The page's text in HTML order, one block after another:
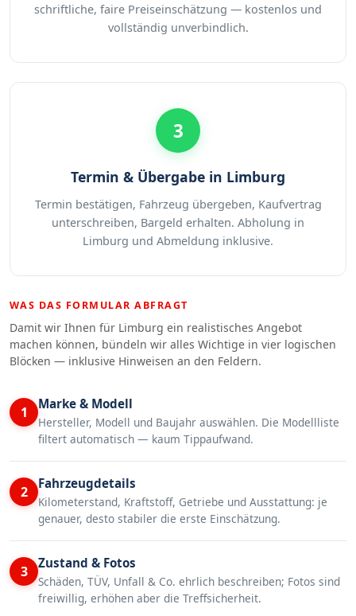
schriftliche, faire Preiseinschätzung — kostenlos und
vollständig unverbindlich.
3
Termin & Übergabe in Limburg
Termin bestätigen, Fahrzeug übergeben, Kaufvertrag
unterschreiben, Bargeld erhalten. Abholung in
Limburg und Abmeldung inklusive.
WAS DAS FORMULAR ABFRAGT
Damit wir Ihnen für Limburg ein realistisches Angebot
machen können, bündeln wir alles Wichtige in vier logischen
Blöcken — inklusive Hinweisen an den Feldern.
1 Marke & Modell
Hersteller, Modell und Baujahr auswählen. Die Modellliste
filtert automatisch — kaum Tippaufwand.
2 Fahrzeugdetails
Kilometerstand, Kraftstoff, Getriebe und Ausstattung: je
genauer, desto stabiler die erste Einschätzung.
3 Zustand & Fotos
Schäden, TÜV, Unfall & Co. ehrlich beschreiben; Fotos sind
freiwillig, erhöhen aber die Treffsicherheit.